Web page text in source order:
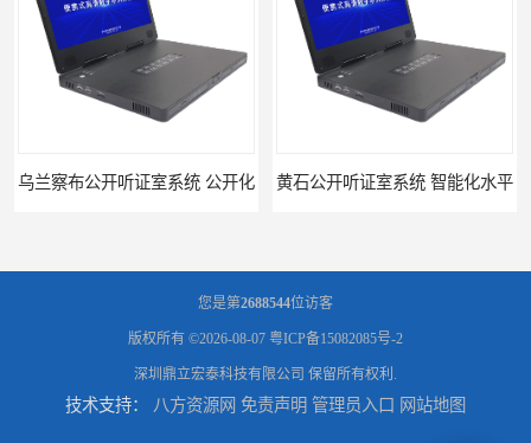
乌兰察布公开听证室系统 公开化 黄石公开听证室系统 智能化水平
您是第2688544位访客
版权所有 ©2026-08-07 粤ICP备15082085号-2
深圳鼎立宏泰科技有限公司 保留所有权利.
技术支持： 八方资源网 免责声明 管理员入口 网站地图